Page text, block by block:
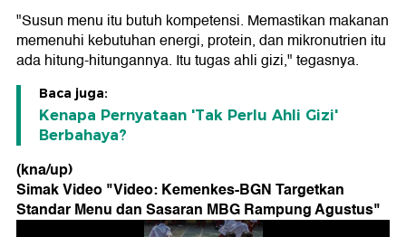
"Susun menu itu butuh kompetensi. Memastikan makanan
memenuhi kebutuhan energi, protein, dan mikronutrien itu
ada hitung-hitungannya. Itu tugas ahli gizi," tegasnya.
Baca juga:
Kenapa Pernyataan 'Tak Perlu Ahli Gizi'
Berbahaya?
(kna/up)
Simak Video "Video: Kemenkes-BGN Targetkan
Standar Menu dan Sasaran MBG Rampung Agustus"